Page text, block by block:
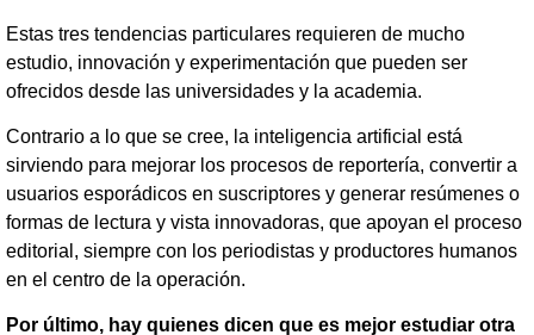
Estas tres tendencias particulares requieren de mucho
estudio, innovación y experimentación que pueden ser
ofrecidos desde las universidades y la academia.
Contrario a lo que se cree, la inteligencia artificial está
sirviendo para mejorar los procesos de reportería, convertir a
usuarios esporádicos en suscriptores y generar resúmenes o
formas de lectura y vista innovadoras, que apoyan el proceso
editorial, siempre con los periodistas y productores humanos
en el centro de la operación.
Por último, hay quienes dicen que es mejor estudiar otra